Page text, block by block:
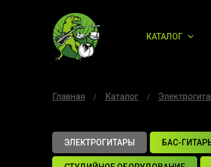
КАТАЛОГ
Главная Каталог
ЭЛЕКТРОГИТАРЫ БАС-